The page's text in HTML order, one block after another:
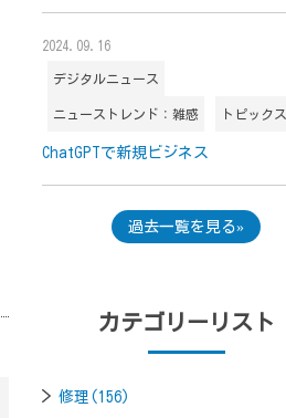
2024.09.16
デジタルニュース
ニューストレンド：雑感 トピックス
ChatGPTで新規ビジネス
過去一覧を見る
カテゴリーリスト
修理(156)